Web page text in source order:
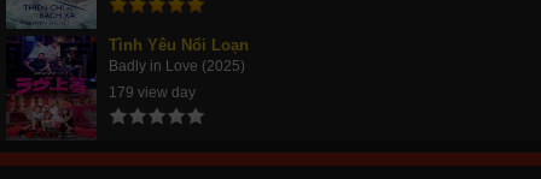
Tình Yêu Nổi Loạn
Badly in Love (2025)
179 view day